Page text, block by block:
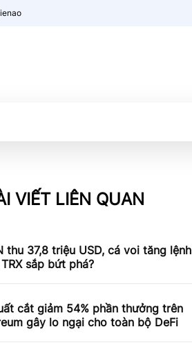
VIẾT LIÊN QUAN
thu 37,8 triệu USD, cá voi tăng lệnh
sắp bứt phá?
cắt giảm 54% phần thưởng trên
gây lo ngại cho toàn bộ DeFi